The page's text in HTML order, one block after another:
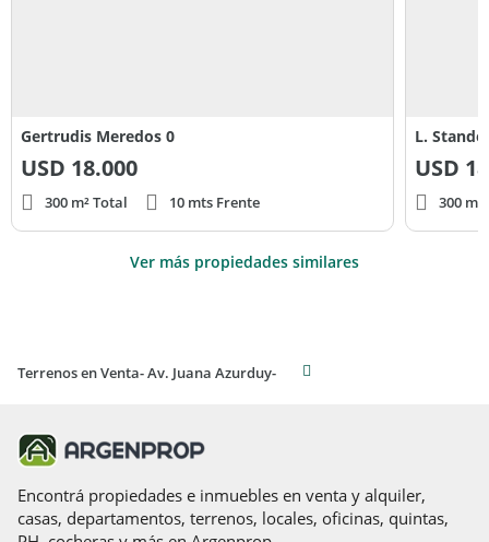
Gertrudis Meredos 0
USD 18.000
300 m² Total 10 mts Frente
L. Stando
USD
300
Ver más propiedades similares
Terrenos en Venta- Av. Juana Azurduy-
Encontrá propiedades e inmuebles en venta y alquiler,
casas, departamentos, terrenos, locales, oficinas, quintas,